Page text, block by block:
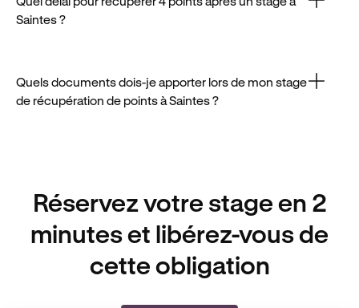
Saintes ?
Quels documents dois-je apporter lors de mon stage
de récupération de points à Saintes ?
Réservez votre stage en 2
minutes et libérez-vous de
cette obligation